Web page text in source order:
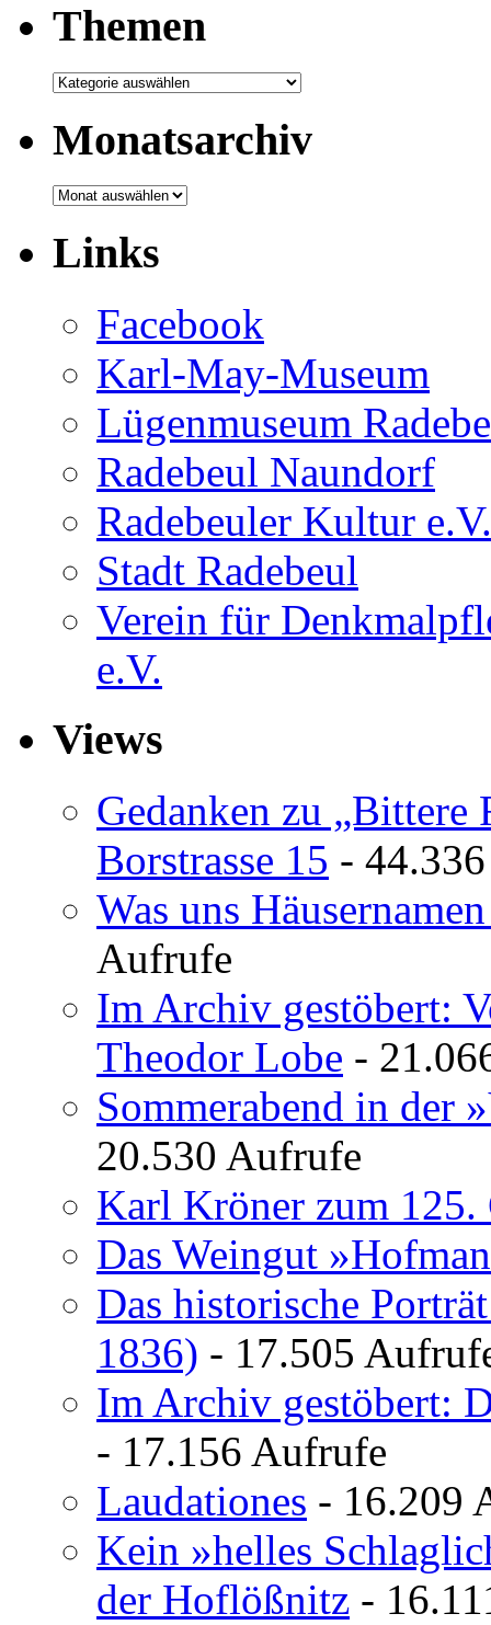
Themen
Themen
Monatsarchiv
Monatsarchiv
Links
Facebook
Karl-May-Museum
Lügenmuseum
Radebeul Naundorf
Radebeuler Kultur e.V.
Stadt Radebeul
Verein für
e.V.
Views
Gedanken zu
Borstrasse 15 -
Was uns
Aufrufe
Im Archiv gestöbert:
Theodor Lobe -
Sommerabend in der
20.530 Aufrufe
Karl Kröner zum 125.
Das Weingut
Das historische
1836) - 17.505
Im Archiv gestöbert:
- 17.156 Aufrufe
Laudationes - 16.209
Kein »helles
der Hoflößnitz -